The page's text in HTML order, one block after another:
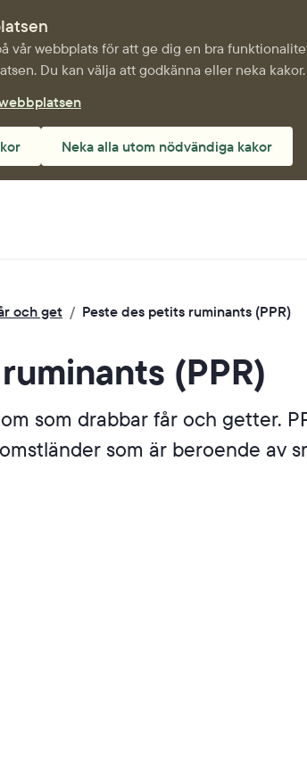
vår webbplats för att ge dig en bra
Du kan välja att godkänna eller neka kakor.
Neka alla utom nödvändiga kakor
och get / Peste des petits ruminants (PPR)
(PPR)
som drabbar får och getter.
som är beroende av